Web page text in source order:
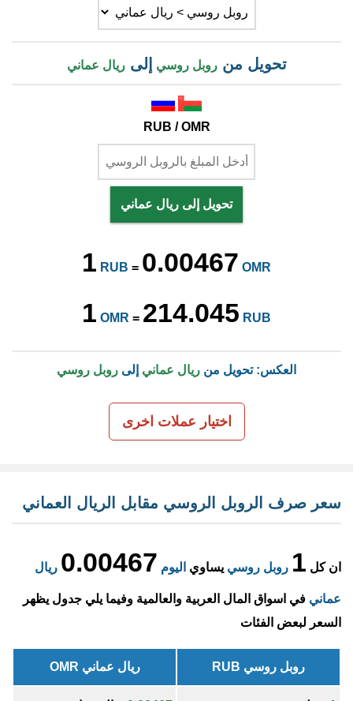
تحويل منروبل روسي إلىريال عماني
RUB / OMR
تحويل إلى ريال عماني
1 RUB = 0.00467 OMR
1 OMR = 214.045 RUB
العكس: تحويل من ريال عماني إلى روبل روسي
اختيار عملات اخرى
سعر صرف الروبل الروسي مقابل الريال العماني
ان كل 1 روبل روسي يساوي اليوم 0.00467 ريال
عماني في اسواق المال العربية والعالمية وفيما يلي جدول يظهر
السعر لبعض الفئات
روبل روسي RUB ريال عماني OMR